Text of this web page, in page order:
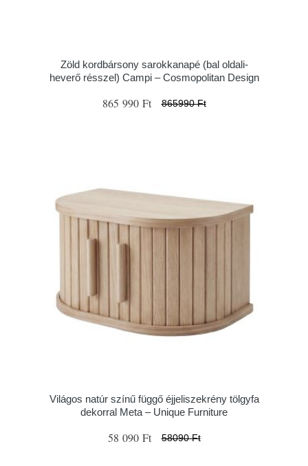
Zöld kordbársony sarokkanapé (bal oldali-
heverő résszel) Campi – Cosmopolitan Design
865 990 Ft 865990 Ft
Világos natúr színű függő éjjeliszekrény tölgyfa
dekorral Meta – Unique Furniture
58 090 Ft 58090 Ft